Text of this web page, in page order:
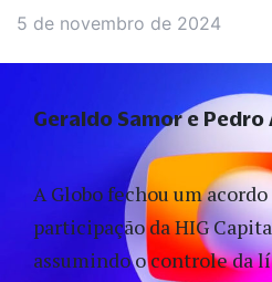
5 de novembro de 2024
A Globo fechou um
participação da HIG
assumindo o controle da
Geraldo Samor e Pedro